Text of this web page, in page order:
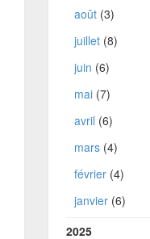
août(3)
juillet(8)
juin (6)
mai(7)
avril (6)
mars(4)
février(4)
janvier(6)
2025